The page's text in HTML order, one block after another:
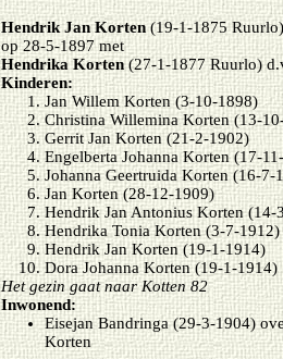
Hendrik Jan Korten(19-1-1875
op 28-5-1897 met
Hendrika Korten(27-1-1877 Ruurlo)
Kinderen:
Jan Willem Korten (3-10-1898)
Christina Willemina Korten (13-
Gerrit Jan Korten (21-2-1902)
Engelberta Johanna Korten (17-
Johanna Geertruida Korten (16-7-
Jan Korten (28-12-1909)
Hendrik Jan Antonius Korten (14-
Hendrika Tonia Korten (3-7-1912)
Hendrik Jan Korten (19-1-1914)
Dora Johanna Korten (19-1-1914)
Het gezin gaat naar Kotten 82
Inwonend:
Eisejan Bandringa (29-3-1904)
Korten